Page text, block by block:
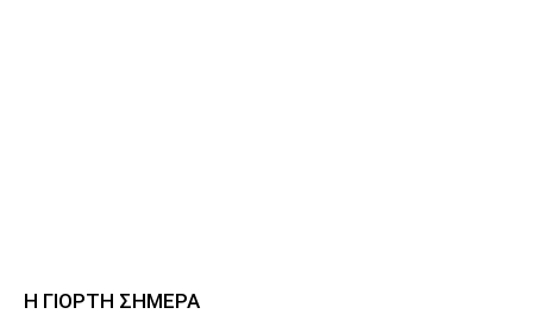
Η ΓΙΟΡΤΗ ΣΗΜΕΡΑ